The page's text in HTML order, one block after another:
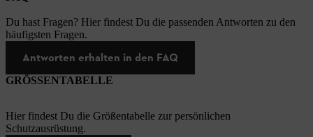
Du hast Fragen? Hier findest Du die passenden Antworten zu den
häufigsten Fragen.
Antworten erhalten in den FAQ
GRÖSSENTABELLE
Hier findest Du die Größentabelle zur persönlichen
Schutzausrüstung.